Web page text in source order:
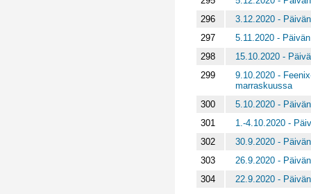
296
3.12.2020 -
297
5.11.2020 -
298
15.10.2020 -
299
9.10.2020 -
marraskuussa
300
5.10.2020 -
301
1.-4.10.2020 -
302
30.9.2020 -
303
26.9.2020 -
304
22.9.2020 -